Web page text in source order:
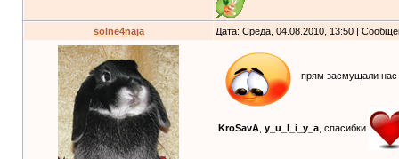
solne4naja Дата: Среда, 04.08.2010, 13:50 |
прям засмущали
KroSavA y_u_l_i_y_a , спасибки